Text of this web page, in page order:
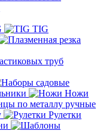
TIG
труб
Ножи
по металлу ручные
Рулетки